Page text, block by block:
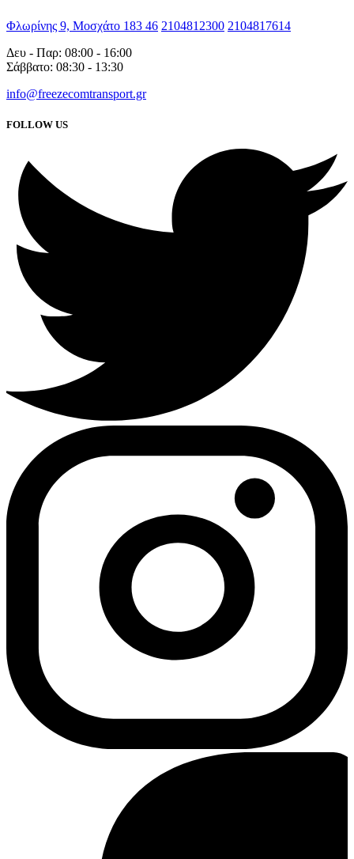
Φλωρίνης 9, Μοσχάτο 183 46 2104812300 2104817614
Δευ - Παρ: 08:00 - 16:00
Σάββατο: 08:30 - 13:30
info@freezecomtransport.gr
FOLLOW US